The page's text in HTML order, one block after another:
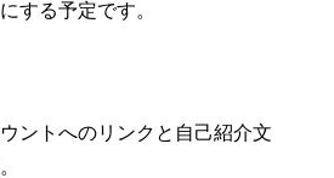
する予定です。
ントへのリンクと自己紹介文